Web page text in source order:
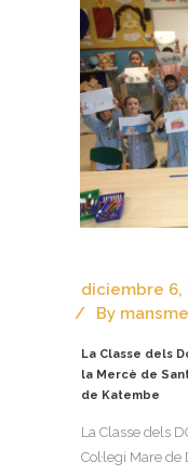
diciembre 6,
By
La Classe dels
la Mercè de
de Katembe
La Classe dels
Col·legi Mare